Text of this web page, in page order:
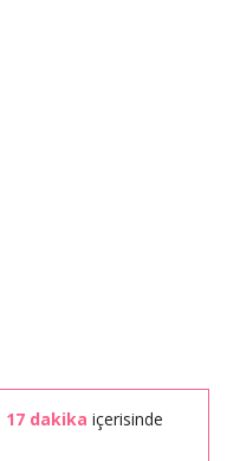
17 dakika içerisinde